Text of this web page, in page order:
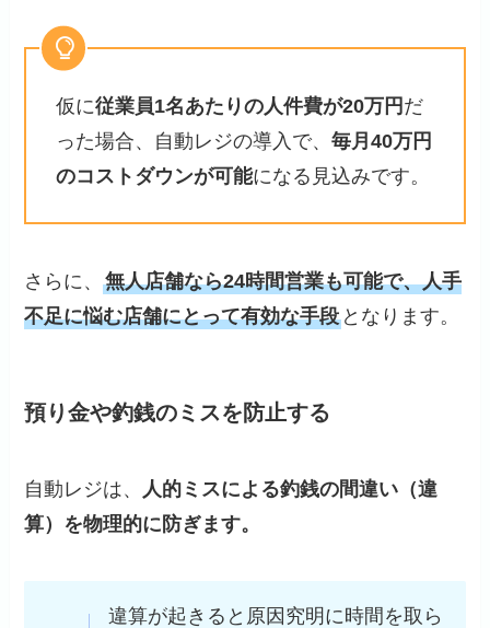
仮に従業員1名あたりの人件費が20万円 だ
った場合、自動レジの導入で、毎月40万円
のコストダウンが可能になる見込みです。
さらに、無人店舗なら24時間営業も可能で、人手
不足に悩む店舗にとって有効な手段 となります。
預り金や釣銭のミスを防止する
自動レジは、
人的ミスによる釣銭の間違い（違
算）を物理的に防ぎます。
違算が起きると原因究明に時間を取ら